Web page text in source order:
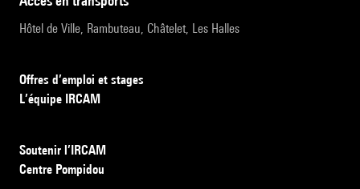
Hôtel de Ville, Rambuteau, Châtelet, Les Halles
Offres d’emploi et stages
L’équipe IRCAM
Soutenir l’IRCAM
Centre Pompidou